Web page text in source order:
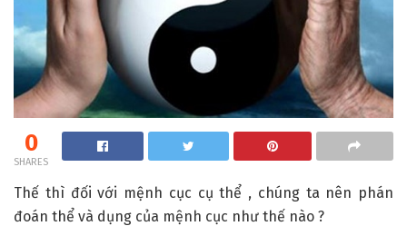
0
SHARES
Thế thì đối với mệnh cục cụ thể , chúng ta nên phán
đoán thể và dụng của mệnh cục như thế nào ?